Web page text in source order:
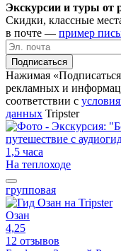
Экскурсии и туры от
Скидки, классные
в почте — пример
Подписаться
Нажимая
рекламных и
соответствии c
данных Tripster
1,5 часа
На теплоходе
групповая
Озан
4,25
12 отзывов